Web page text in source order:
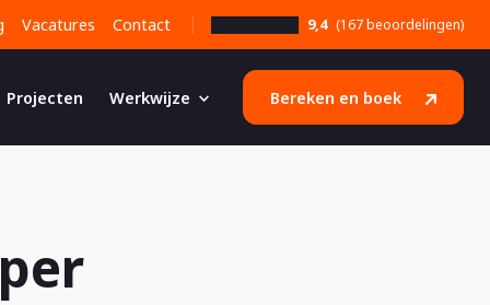
Vacatures Contact 9,4 (167 beoordelingen)
Projecten Werkwijze Bereken en boek